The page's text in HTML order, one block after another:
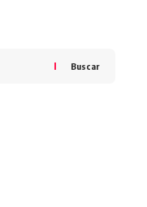
Buscar